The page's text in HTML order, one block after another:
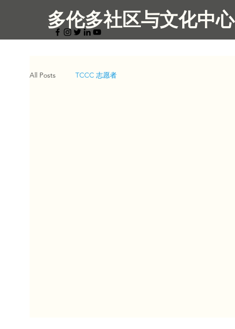
多伦多社区与文化中心
All Posts TCCC 志愿者